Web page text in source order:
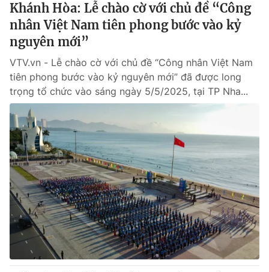
Khánh Hòa: Lễ chào cờ với chủ đề “Công
nhân Việt Nam tiên phong bước vào kỷ
nguyên mới”
VTV.vn - Lễ chào cờ với chủ đề “Công nhân Việt Nam
tiên phong bước vào kỷ nguyên mới” đã được long
trọng tổ chức vào sáng ngày 5/5/2025, tại TP Nha...